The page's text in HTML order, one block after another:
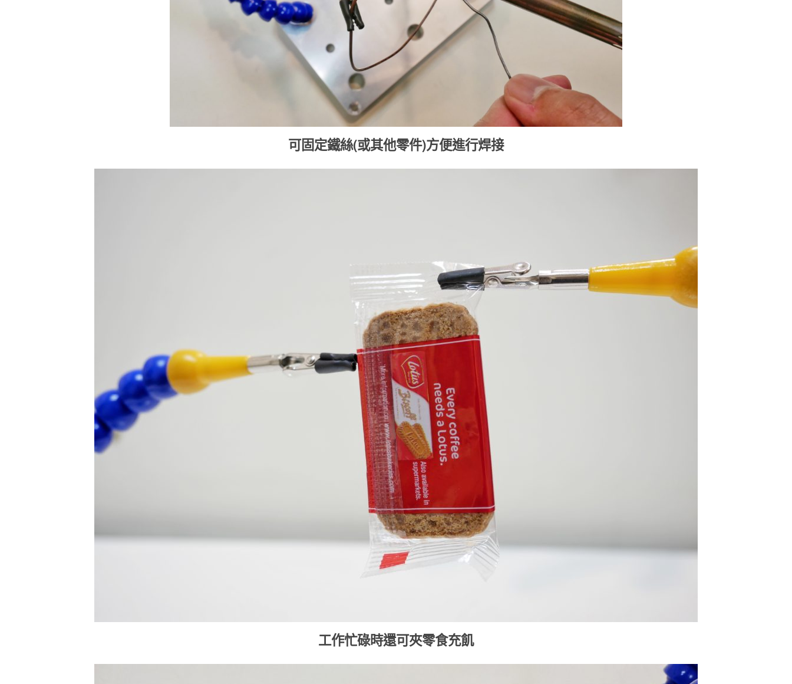
可固定鐵絲(或其他零件)方便進行焊接
工作忙碌時還可夾零食充飢